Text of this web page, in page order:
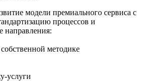
модели премиального сервиса с
процессов и
методике
услуги